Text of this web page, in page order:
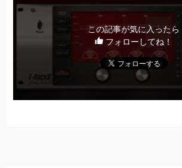
この記事が気に入ったら
フォローしてね！